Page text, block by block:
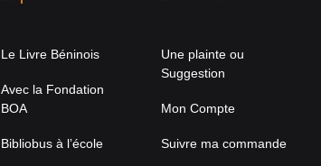
Le Livre Béninois
Avec la Fondation
BOA
Bibliobus à l’école
Une plainte ou
Suggestion
Mon Compte
Suivre ma commande